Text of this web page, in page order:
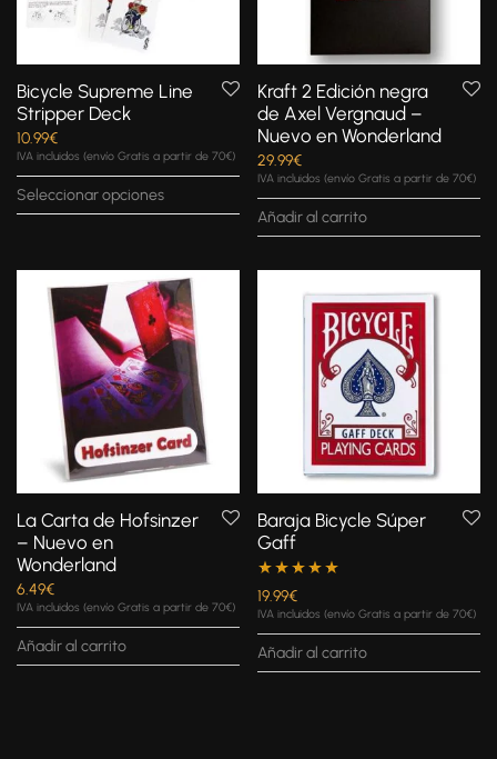
Bicycle Supreme Line
Stripper Deck
10.99€
IVA incluidos (envío Gratis a partir de 70€)
Seleccionar opciones
Kraft 2 Edición negra
de Axel Vergnaud –
Nuevo en Wonderland
29.99€
IVA incluidos (envío Gratis a partir de 70€)
Añadir al carrito
La Carta de Hofsinzer
– Nuevo en
Wonderland
6.49€
IVA incluidos (envío Gratis a partir de 70€)
Añadir al carrito
Baraja Bicycle Súper
Gaff
Valorado con
19.99€
IVA incluidos (envío Gratis a partir de 70€)
Añadir al carrito